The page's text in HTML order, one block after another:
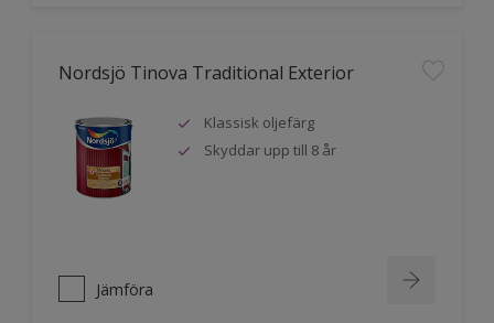
Nordsjö Tinova Traditional Exterior
Klassisk oljefärg
Skyddar upp till 8 år
Jämföra